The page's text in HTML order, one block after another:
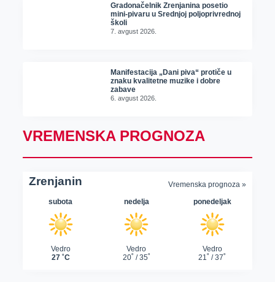
Gradonačelnik Zrenjanina posetio
mini-pivaru u Srednjoj poljoprivrednoj
školi
7. avgust 2026.
Manifestacija „Dani piva“ protiče u
znaku kvalitetne muzike i dobre
zabave
6. avgust 2026.
VREMENSKA PROGNOZA